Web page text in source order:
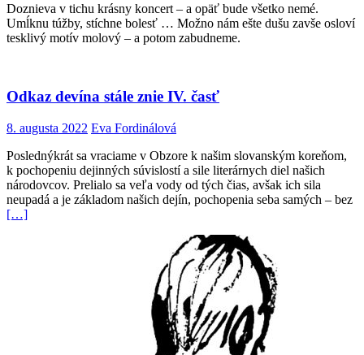
Doznieva v tichu krásny koncert – a opäť bude všetko nemé.
Umĺknu túžby, stíchne bolesť … Možno nám ešte dušu zavše osloví
tesklivý motív molový – a potom zabudneme.
Odkaz devína stále znie IV. časť
8. augusta 2022 Eva Fordinálová
Poslednýkrát sa vraciame v Obzore k našim slovanským koreňom,
k pochopeniu dejinných súvislostí a sile literárnych diel našich
národovcov. Prelialo sa veľa vody od tých čias, avšak ich sila
neupadá a je základom našich dejín, pochopenia seba samých – bez
[…]